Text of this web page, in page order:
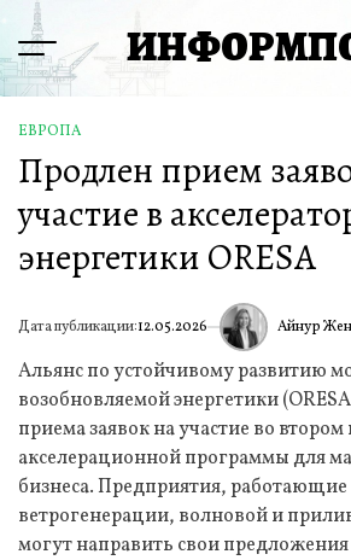
Перейти
содержимому
Menu
ОПУБЛИКОВАНО
В
ЕВРОПА
Продлен прием
участие в
энергетики ORESA
Дата публикации:12.05.2026 ИА Айнур
Альянс по устойчивому развитию
возобновляемой энергетики
приема заявок на участие во
акселерационной программы для
бизнеса. Предприятия, работающие
ветрогенерации, волновой и
могут направить свои